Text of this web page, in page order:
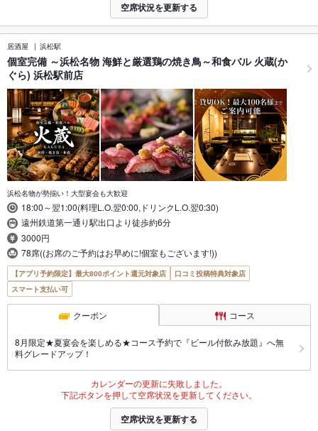
空席状況を更新する
居酒屋 浜松駅
個室完備 ～浜松名物 海鮮と厳選鶏の焼き鳥～和食バル 火蔵(か
ぐら) 浜松駅前店
浜松名物が勢揃い！大型宴会も大歓迎
18:00～翌1:00(料理L.O.翌0:00,ドリンクL.O.翌0:30)
遠州鉄道第一通り駅出口より徒歩約6分
3000円
78席((お席のご予約はお早めに!個室もございます!))
【アプリ予約限定】最大800ポイント還元対象店
口コミ投稿特典対象店
スマート支払い可
クーポン コース
8月限定★夏宴会を楽しめる★コース予約で『ビール付飲み放題』へ無
料グレードアップ！
カレンダーの更新に失敗しました。
下記ボタンを押して空席状況を更新してください。
空席状況を更新する